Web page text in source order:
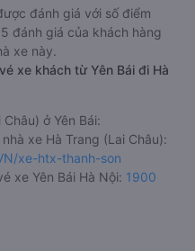
đánh giá với số điểm
đánh giá của khách hàng
xe này.
xe khách từ Yên Bái đi Hà
ở Yên Bái:
xe Hà Trang (Lai Châu):
xe-htx-thanh-son
xe Yên Bái Hà Nội: 1900